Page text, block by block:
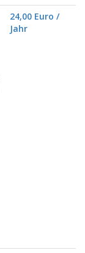
24,00 Euro /
Jahr